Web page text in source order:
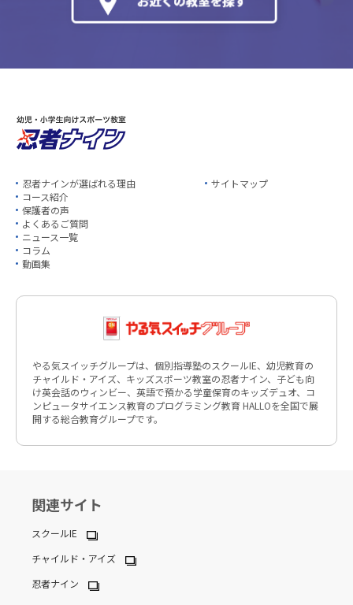
忍者ナインが選ばれる理由
コース紹介
保護者の声
よくあるご質問
ニュース一覧
コラム
動画集
サイトマップ
やる気スイッチグループは、個別指導塾のスクールIE、幼児教育の
チャイルド・アイズ、キッズスポーツ教室の忍者ナイン、子ども向
け英会話のウィンビー、英語で預かる学童保育のキッズデュオ、コ
ンピュータサイエンス教育のプログラミング教育 HALLOを全国で展
開する総合教育グループです。
関連サイト
スクールIE
チャイルド・アイズ
忍者ナイン